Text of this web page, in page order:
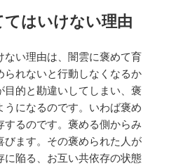
はいけない理由
い理由は、闇雲に褒めて育
れないと行動しなくなるか
目的と勘違いしてしまい、褒
になるのです。いわば褒め
するのです。褒める側からみ
ます。その褒められた人が
陥る、お互い共依存の状態